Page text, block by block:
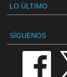
LO ÚLTIMO
SÍGUENOS